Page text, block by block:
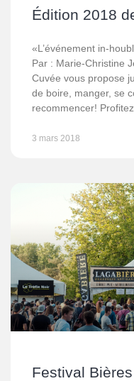
Édition 2018
«L’événement in-
Par : Marie-Christine
Cuvée vous propose
de boire, manger, se
recommencer! Profitez
3 mars 2018
Festival